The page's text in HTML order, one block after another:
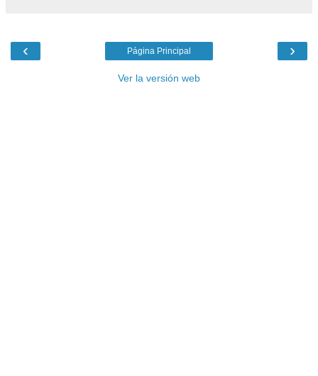
‹ ›
Página Principal
Ver la versión web